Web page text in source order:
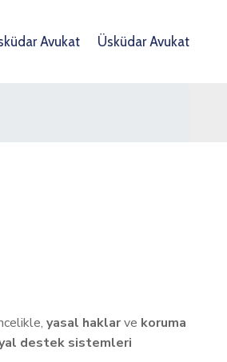
Avukat Üsküdar Avukat
yasal haklarve koruma
destek sistemleri